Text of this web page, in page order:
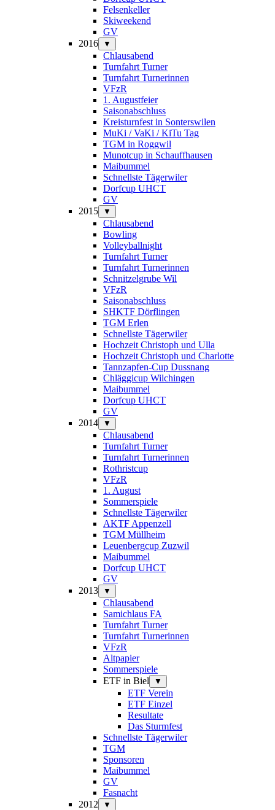
Felsenkeller
Skiweekend
GV
2016
▼
Chlausabend
Turnfahrt Turner
Turnfahrt Turnerinnen
VFzR
1. Augustfeier
Saisonabschluss
Kreisturnfest in Sonterswilen
MuKi / VaKi / KiTu Tag
TGM in Roggwil
Munotcup in Schauffhausen
Maibummel
Schnellste Tägerwiler
Dorfcup UHCT
GV
2015
▼
Chlausabend
Bowling
Volleyballnight
Turnfahrt Turner
Turnfahrt Turnerinnen
Schnitzelgrube Wil
VFzR
Saisonabschluss
SHKTF Dörflingen
TGM Erlen
Schnellste Tägerwiler
Hochzeit Christoph und Ulla
Hochzeit Christoph und Charlotte
Tannzapfen-Cup Dussnang
Chläggicup Wilchingen
Maibummel
Dorfcup UHCT
GV
2014
▼
Chlausabend
Turnfahrt Turner
Turnfahrt Turnerinnen
Rothristcup
VFzR
1. August
Sommerspiele
Schnellste Tägerwiler
AKTF Appenzell
TGM Müllheim
Leuenbergcup Zuzwil
Maibummel
Dorfcup UHCT
GV
2013
▼
Chlausabend
Samichlaus FA
Turnfahrt Turner
Turnfahrt Turnerinnen
VFzR
Altpapier
Sommerspiele
ETF in Biel
▼
ETF Verein
ETF Einzel
Resultate
Das Sturmfest
Schnellste Tägerwiler
TGM
Sponsoren
Maibummel
GV
Fasnacht
2012
▼